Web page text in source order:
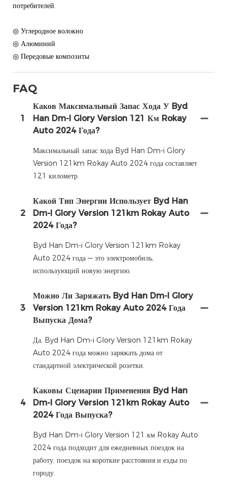
потребителей.
◎ Углеродное волокно
◎ Алюминий
◎ Передовые композиты
FAQ
1
Каков Максимальный Запас Хода У Byd
Han Dm-I Glory Version 121 Км Rokay
Auto 2024 Года?
Максимальный запас хода Byd Han Dm-i Glory
Version 121km Rokay Auto 2024 года составляет
121 километр.
2
Какой Тип Энергии Использует Byd Han
Dm-I Glory Version 121km Rokay Auto
2024 Года?
Byd Han Dm-i Glory Version 121km Rokay
Auto 2024 года — это электромобиль,
использующий новую энергию.
3
Можно Ли Заряжать Byd Han Dm-I Glory
Version 121km Rokay Auto 2024 Года
Выпуска Дома?
Да, Byd Han Dm-i Glory Version 121km Rokay
Auto 2024 года можно заряжать дома от
стандартной электрической розетки.
4
Каковы Сценарии Применения Byd Han
Dm-I Glory Version 121km Rokay Auto
2024 Года Выпуска?
Byd Han Dm-i Glory Version 121 км Rokay Auto
2024 года подходит для ежедневных поездок на
работу, поездок на короткие расстояния и езды по
городу.